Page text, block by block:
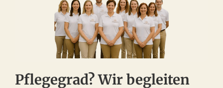
Pflegegrad? Wir begleiten